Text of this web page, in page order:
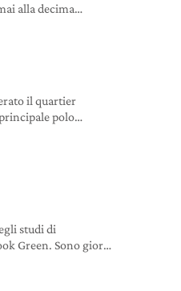
alla decima
di lancio e
il quartier
polo
14 di Upper
studi di
Green. Sono giorni
completamente